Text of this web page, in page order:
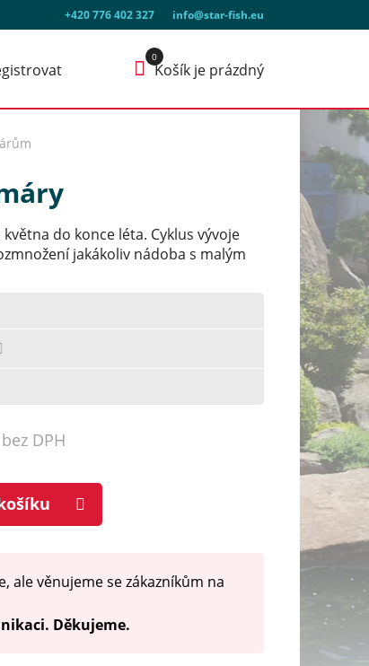
+420 776 402 327 info@star-fish.eu
Košík je prázdný
do konce léta. Cyklus vývoje
jakákoliv nádoba s malým
DPH
ale věnujeme se zákazníkům na
Děkujeme.